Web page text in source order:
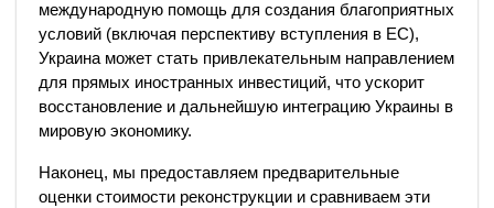
международную помощь для создания благоприятных
условий (включая перспективу вступления в ЕС),
Украина может стать привлекательным направлением
для прямых иностранных инвестиций, что ускорит
восстановление и дальнейшую интеграцию Украины в
мировую экономику.
Наконец, мы предоставляем предварительные
оценки стоимости реконструкции и сравниваем эти